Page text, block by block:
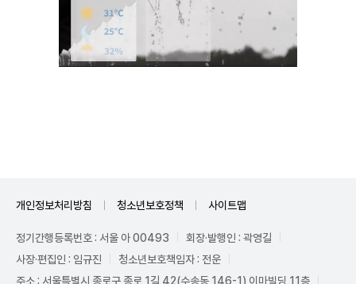
개인정보처리방침 청소년보호정책 사이트맵
정기간행등록번호 : 서울 아 00493
회장·발행인 : 곽영길
사장·편집인 : 임규진
청소년보호책임자 : 전운
주소 : 서울특별시 종로구 종로 1길 42(수송동 146-1) 이마빌딩 11층